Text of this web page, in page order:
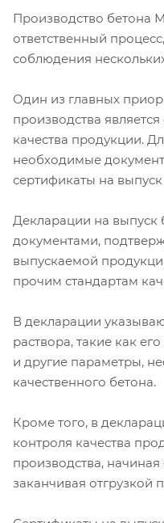
Производство бетона
ответственный
соблюдения
Один из главных
производства
качества продукции.
необходимые
сертификаты на выпуск
Декларации на выпуск
документами,
выпускаемой
прочим стандартам
В декларации
раствора, такие как
и другие параметры,
качественного бетона.
Кроме того, в
контроля качества
производства, начиная
заканчивая отгрузкой